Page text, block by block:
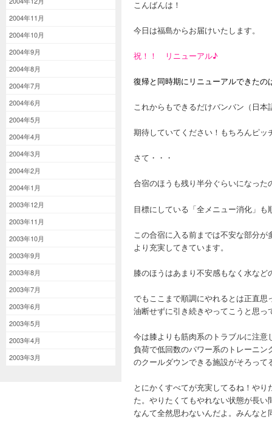
2004年11月
2004年10月
2004年9月
2004年8月
2004年7月
2004年6月
2004年5月
2004年4月
2004年3月
2004年2月
2004年1月
2003年12月
2003年11月
2003年10月
2003年9月
2003年8月
2003年7月
2003年6月
2003年5月
2003年4月
2003年3月
こんばんは！
今日は福島からお届けいたします。
祝！！ リニューアル♪
復帰と同時期にリニューアルできた
これからもできるだけバンバン（日
期待していてください！もちろんピッ
さて・・・
合宿のほうも残り半分ぐらいになった
目標にしている「全メニュー消化」も
この合宿に入る前までは不安な部分
より充実してきています。
膝のほうはあまり不安感もなく水な
でもここまで順調にやれるとは正直
油断せずに引き続きやってこうと思っ
今は膝よりも筋肉系のトラブルに注
負荷で低回数のパワー系のトレーニ
のクールダウンできる施設がそろっ
とにかくすべてが充実してるね！や
た。やりたくてもやれない状態が長
なんて全然思わないんだよ。みんな